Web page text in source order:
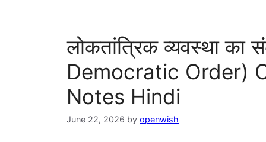
लोकतांत्रिक व्यवस्था
Democratic Order)
Notes Hindi
June 22, 2026 by openwish